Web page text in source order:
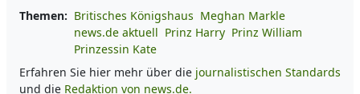
Themen: Britisches Königshaus Meghan Markle
news.de aktuell Prinz Harry Prinz William
Prinzessin Kate
Erfahren Sie hier mehr über die journalistischen Standards
und die Redaktion von news.de.